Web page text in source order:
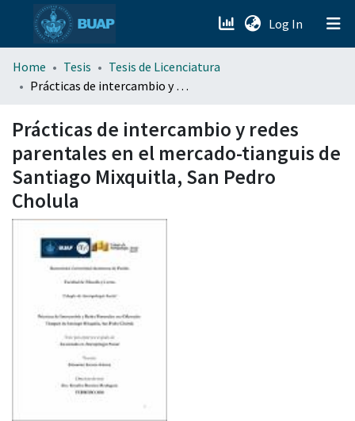
Log In (current)
menu.section.about_menu
Home Tesis
Tesis de Licenciatura
Prácticas de intercambio y redes parentales en el mercado-tianguis de Santiago Mixquitla, San Pedro Cholula
Prácticas de intercambio y redes
parentales en el mercado-tianguis de
Santiago Mixquitla, San Pedro
Cholula